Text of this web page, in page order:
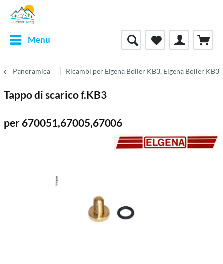
Menu
Panoramica Ricambi per Elgena Boiler KB3, Elgena Boiler KB3
Tappo di scarico f.KB3
per 670051,67005,67006